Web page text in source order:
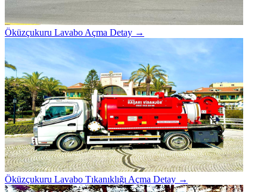
Öküzçukuru Lavabo Açma Detay →
Öküzçukuru Lavabo Tıkanıklığı Açma Detay →